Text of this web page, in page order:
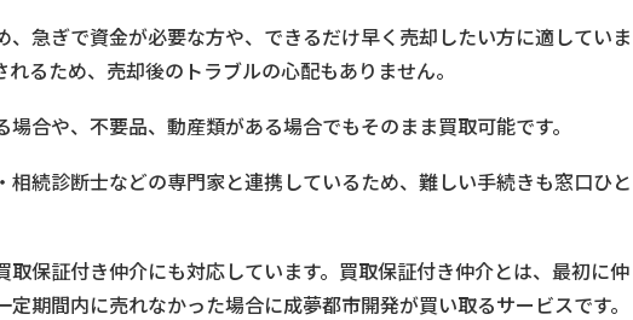
、急ぎで資金が必要な方や、できるだけ早く売却したい方に適していま
るため、売却後のトラブルの心配もありません。
合や、不要品、動産類がある場合でもそのまま買取可能です。
相続診断士などの専門家と連携しているため、難しい手続きも窓口ひと
取保証付き仲介にも対応しています。買取保証付き仲介とは、最初に仲
期間内に売れなかった場合に成夢都市開発が買い取るサービスです。